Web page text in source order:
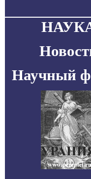
Научный